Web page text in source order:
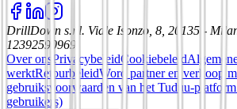
DrillDown s.r.l. Viale Isonzo, 8, 20135 -
12392590969
Over ons PrivacybeleidCookiebeleid
werktRetourbeleidWord partner en verkoop
gebruiksvoorwaarden van het Tuduu-
gebruikers)